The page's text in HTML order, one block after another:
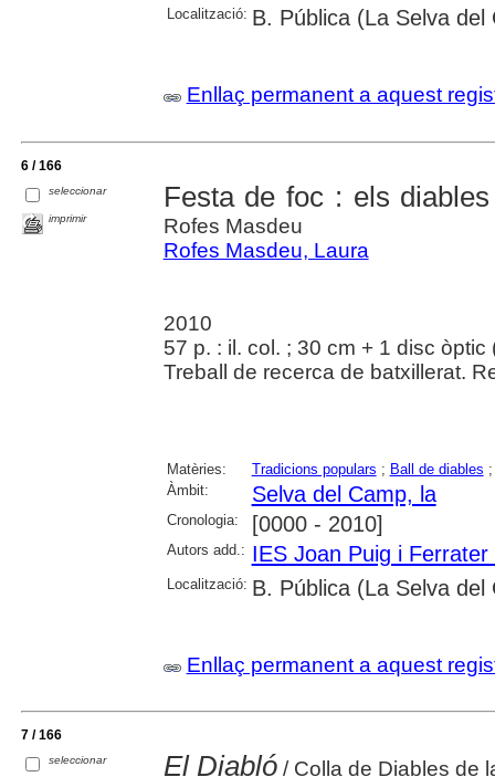
Localització: B. Pública (La Selva del
Enllaç permanent a aquest
6 / 166
seleccionar
imprimir
Festa de foc : els
Rofes Masdeu
Rofes Masdeu, Laura
2010
57 p. : il. col. ; 30 cm + 1 disc òptic
Treball de recerca de batxillerat.
Matèries: Tradicions populars ; Ball de diables
Àmbit:
Selva del Camp, la
Cronologia: [0000 - 2010]
Autors add.: IES Joan Puig i
Localització: B. Pública (La Selva del
Enllaç permanent a aquest
7 / 166
seleccionar El Diabló/ Colla de Diables de